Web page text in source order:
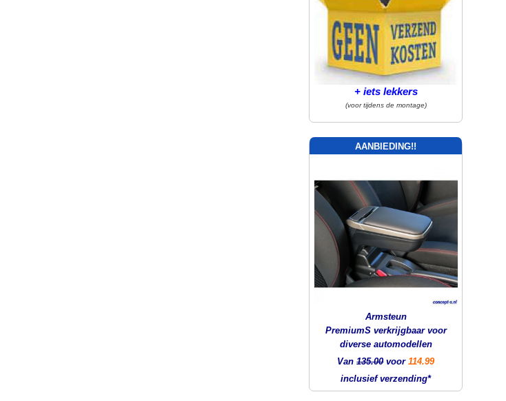
+ iets lekkers
(voor tijdens de montage)
AANBIEDING!!
Armsteun
PremiumS verkrijgbaar voor
diverse automodellen
Van135.00voor114.99
inclusief verzending*